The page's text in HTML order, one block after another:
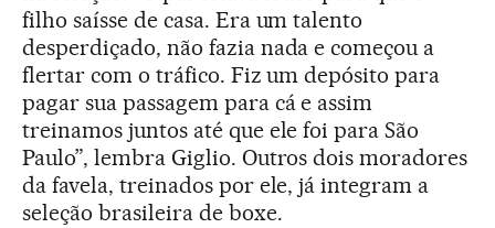
filho saísse de casa. Era um talento
desperdiçado, não fazia nada e começou a
flertar com o tráfico. Fiz um depósito para
pagar sua passagem para cá e assim
treinamos juntos até que ele foi para São
Paulo”, lembra Giglio. Outros dois moradores
da favela, treinados por ele, já integram a
seleção brasileira de boxe.